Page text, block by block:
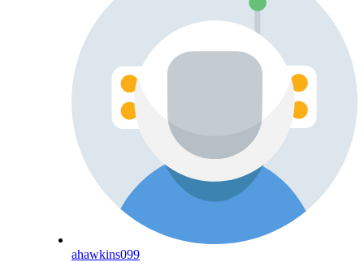
ahawkins099